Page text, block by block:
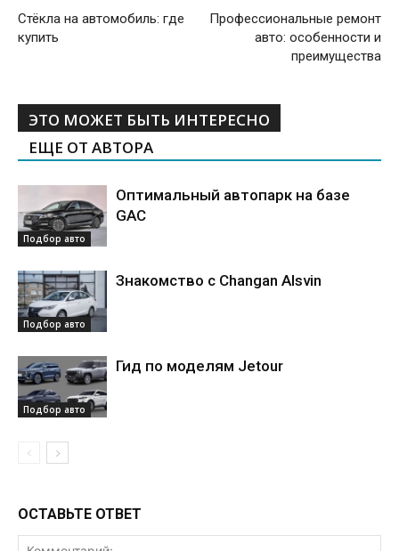
Стёкла на автомобиль: где
купить
Профессиональные ремонт
авто: особенности и
преимущества
ЭТО МОЖЕТ БЫТЬ ИНТЕРЕСНО
ЕЩЕ ОТ АВТОРА
Подбор авто
Оптимальный автопарк на базе
GAC
Подбор авто
Знакомство с Changan Alsvin
Подбор авто
Гид по моделям Jetour
ОСТАВЬТЕ ОТВЕТ